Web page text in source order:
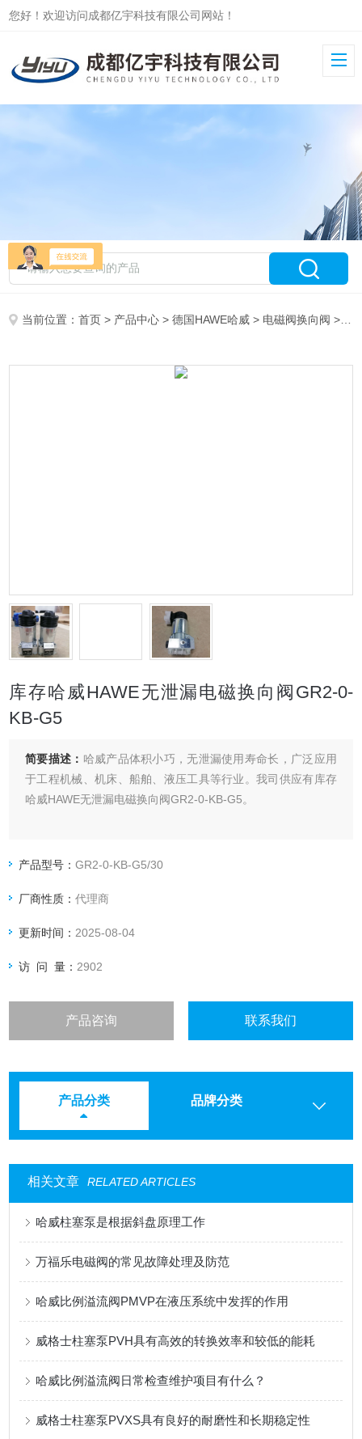
您好！欢迎访问成都亿宇科技有限公司网站！
当前位置：首页 > 产品中心 >德国HAWE哈威 > 电磁阀换向阀 > GR2-0-KB-G5/30库存哈威HAWE无泄漏电磁换向阀GR2-0-KB-G5
库存哈威HAWE无泄漏电磁换向阀GR2-0-
KB-G5
简要描述： 哈威产品体积小巧，无泄漏使用寿命长，广泛应用
于工程机械、机床、船舶、液压工具等行业。我司供应有库存
哈威HAWE无泄漏电磁换向阀GR2-0-KB-G5。
产品型号：GR2-0-KB-G5/30
厂商性质：代理商
更新时间： 2025-08-04
访 问 量： 2902
产品咨询 联系我们
产品分类 品牌分类
相关文章 RELATED ARTICLES
哈威柱塞泵是根据斜盘原理工作
万福乐电磁阀的常见故障处理及防范
哈威比例溢流阀PMVP在液压系统中发挥的作用
威格士柱塞泵PVH具有高效的转换效率和较低的能耗
哈威比例溢流阀日常检查维护项目有什么？
威格士柱塞泵PVXS具有良好的耐磨性和长期稳定性